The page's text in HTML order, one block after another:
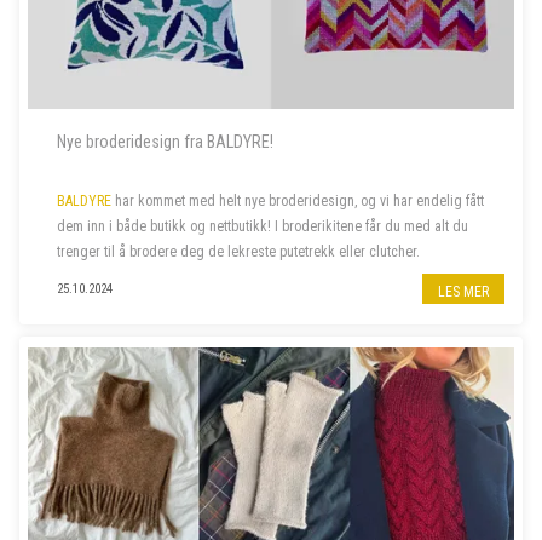
Nye broderidesign fra BALDYRE!
BALDYRE har kommet med helt nye broderidesign, og vi har endelig fått
dem inn i både butikk og nettbutikk! I broderikitene får du med alt du
trenger til å brodere deg de lekreste putetrekk eller clutcher.
25.10.2024 LES MER